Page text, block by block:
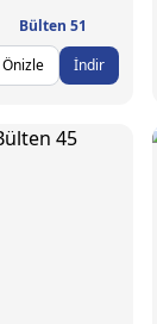
Bülten 51
Önizle
İndir